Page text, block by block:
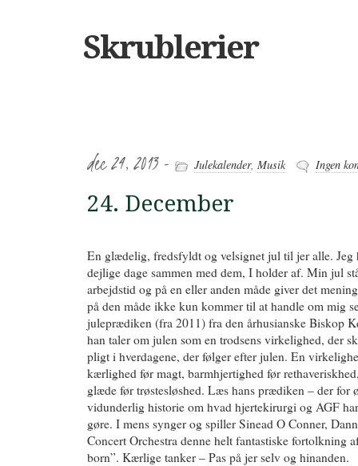
Skrublerier
dec 24, 2013 - Julekalender, Musik Ingen
24. December
En glædelig, fredsfyldt og velsignet jul til jer alle. Jeg
dejlige dage sammen med dem, I holder af. Min jul
arbejdstid og på en eller anden måde giver det
på den måde ikke kun kommer til at handle om mig
juleprædiken (fra 2011) fra den århusianske Biskop
han taler om julen som en trodsens virkelighed, der
pligt i hverdagene, der følger efter julen. En
kærlighed før magt, barmhjertighed før
glæde før trøstesløshed. Læs hans prædiken – der for
vidunderlig historie om hvad hjertekirurgi og AGF
gøre. I mens synger og spiller Sinead O Conner,
Concert Orchestra denne helt fantastiske fortolkning
born”. Kærlige tanker – Pas på jer selv og hinanden.